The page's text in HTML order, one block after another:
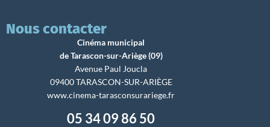
Nous contacter
Cinéma municipal
de Tarascon-sur-Ariège (09)
Avenue Paul Joucla
09400 TARASCON-SUR-ARIÈGE
www.cinema-tarasconsurariege.fr
05 34 09 86 50